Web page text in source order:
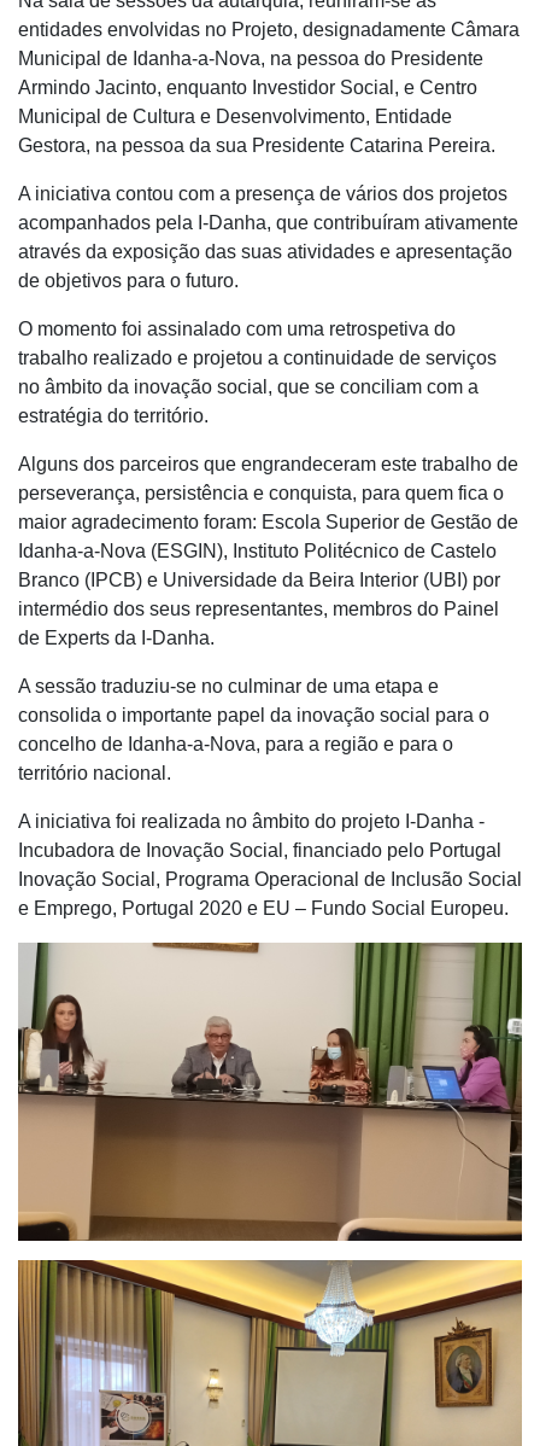
entidades envolvidas no Projeto, designadamente Câmara
Municipal de Idanha-a-Nova, na pessoa do Presidente
Armindo Jacinto, enquanto Investidor Social, e Centro
Municipal de Cultura e Desenvolvimento, Entidade
Gestora, na pessoa da sua Presidente Catarina Pereira.
A iniciativa contou com a presença de vários dos projetos
acompanhados pela I-Danha, que contribuíram ativamente
através da exposição das suas atividades e apresentação
de objetivos para o futuro.
O momento foi assinalado com uma retrospetiva do
trabalho realizado e projetou a continuidade de serviços
no âmbito da inovação social, que se conciliam com a
estratégia do território.
Alguns dos parceiros que engrandeceram este trabalho de
perseverança, persistência e conquista, para quem fica o
maior agradecimento foram: Escola Superior de Gestão de
Idanha-a-Nova (ESGIN), Instituto Politécnico de Castelo
Branco (IPCB) e Universidade da Beira Interior (UBI) por
intermédio dos seus representantes, membros do Painel
de Experts da I-Danha.
A sessão traduziu-se no culminar de uma etapa e
consolida o importante papel da inovação social para o
concelho de Idanha-a-Nova, para a região e para o
território nacional.
A iniciativa foi realizada no âmbito do projeto I-Danha -
Incubadora de Inovação Social, financiado pelo Portugal
Inovação Social, Programa Operacional de Inclusão Social
e Emprego, Portugal 2020 e EU – Fundo Social Europeu.